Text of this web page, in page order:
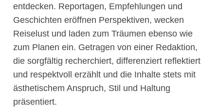
entdecken. Reportagen, Empfehlungen und
Geschichten eröffnen Perspektiven, wecken
Reiselust und laden zum Träumen ebenso wie
zum Planen ein. Getragen von einer Redaktion,
die sorgfältig recherchiert, differenziert reflektiert
und respektvoll erzählt und die Inhalte stets mit
ästhetischem Anspruch, Stil und Haltung
präsentiert.